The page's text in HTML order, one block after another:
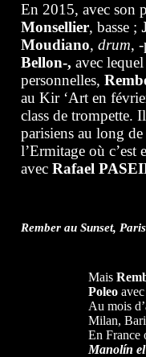
En 2015, avec son
Monsellier, basse ;
Moudiano, drum,
Bellon-, avec
personnelles,
au Kir ‘Art en
class de trompette.
parisiens au long
l’Ermitage où c’est
avec Rafael
Rember au Sunset,
Mais
Poleo
Au mois
Milan,
En France
Manolín